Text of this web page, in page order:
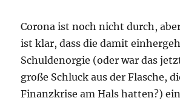
Corona ist noch nicht durch,
ist klar, dass die damit
Schuldenorgie (oder war das
große Schluck aus der Flasche,
Finanzkrise am Hals hatten?)